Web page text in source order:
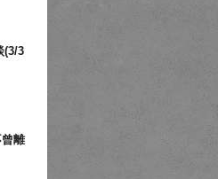
(3/3
離